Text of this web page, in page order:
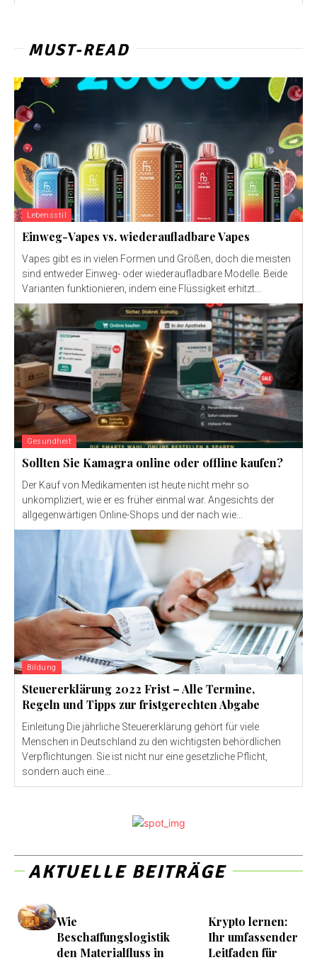
MUST-READ
Lebensstil
Einweg-Vapes vs. wiederaufladbare Vapes
Vapes gibt es in vielen Formen und Größen, doch die meisten
sind entweder Einweg- oder wiederaufladbare Modelle. Beide
Varianten funktionieren, indem eine Flüssigkeit erhitzt...
Gesundheit
Sollten Sie Kamagra online oder offline kaufen?
Der Kauf von Medikamenten ist heute nicht mehr so ​​
unkompliziert, wie er es früher einmal war. Angesichts der
allgegenwärtigen Online-Shops und der nach wie...
Bildung
Steuererklärung 2022 Frist – Alle Termine,
Regeln und Tipps zur fristgerechten Abgabe
Einleitung Die jährliche Steuererklärung gehört für viele
Menschen in Deutschland zu den wichtigsten behördlichen
Verpflichtungen. Sie ist nicht nur eine gesetzliche Pflicht,
sondern auch eine...
AKTUELLE BEITRÄGE
Wie
Beschaffungslogistik
den Materialfluss in
Krypto lernen:
Ihr umfassender
Leitfaden für